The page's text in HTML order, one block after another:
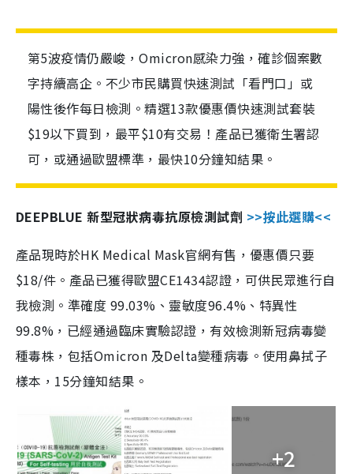
第5波疫情仍嚴峻，Omicron感染力強，確診個案數
字持續高企。不少市民購買快速測試「看門口」或
陽性後作每日檢測。精選13款優惠價快速測試套裝
$19以下買到，最平$10有交易！產品已獲衛生署認
可，或通過歐盟標準，最快10分鐘知結果。
DEEPBLUE 新型冠狀病毒抗原檢測試劑 >>按此選購<<
產品現時於HK Medical Mask官網有售，優惠價只要
$18/件。產品已獲得歐盟CE1434認證，可供民眾進行自
我檢測。準確度 99.03%、靈敏度96.4%、特異性
99.8%，已經通過臨床實驗認證，有效檢測新冠病毒變
種毒株，包括Omicron 及Delta變種病毒。使用鼻拭子
樣本，15分鐘知結果。
+2